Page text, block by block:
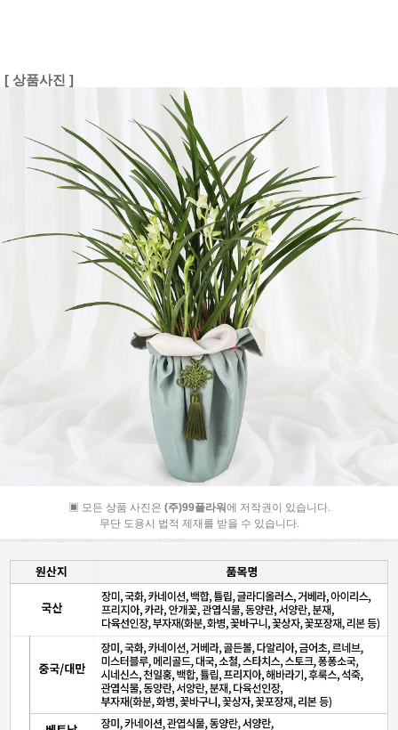
[ 상품사진 ]
▣ 모든 상품 사진은 (주)99플라워에 저작권이 있습니다.
무단 도용시 법적 제재를 받을 수 있습니다.